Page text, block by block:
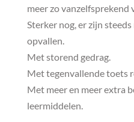
meer zo vanzelfsprekend
Sterker nog, er zijn
opvallen.
Met storend gedrag.
Met tegenvallende toets
Met meer en meer extra
leermiddelen.